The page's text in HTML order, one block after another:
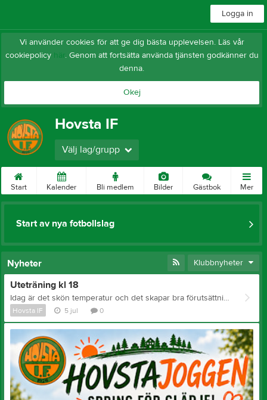
Logga in
Vi använder cookies för att ge dig bästa upplevelsen. Läs vår
cookiepolicy här. Genom att fortsätta använda tjänsten godkänner du
denna.
Okej
Hovsta IF
Välj lag/grupp
Start Kalender Bli medlem Bilder Gästbok Mer
Start av nya fotbollslag
Nyheter Klubbnyheter
Uteträning kl 18
Idag är det skön temperatur och det skapar bra förutsättningar för ett härligt träningspass. Kom till B-plan kl 18 och häng på vårt tabatapass. 💪🏼 Ta med något att träna på. //tränarna
Hovsta IF 5 jul 0